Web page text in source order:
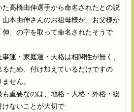
高橋由伸選手から命名されたとの説
本由伸さんのお祖母様が、お父様か
」の字を取って命名されたそうで
運・家庭運・天格は相関性が無く、
ため、付け加えているだけですの
せん。
重要なのは、地格・人格・外格・総
ないことが大切で